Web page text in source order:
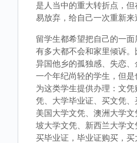
是人当中的重大转折点，
易放弃，给自己一次重新来
留学生都希望把自己的一
有多大都不会和家里倾诉。
异国他乡的孤独感、失恋
一个年纪尚轻的学生，但
为这类学生提供办理：文
凭、大学毕业证、买文凭、
美国大学文凭、澳洲大学
坡大学文凭、新西兰大学文
买毕业证，毕业证购买，